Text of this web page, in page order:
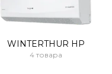
WINTERTHUR HP
4 товара